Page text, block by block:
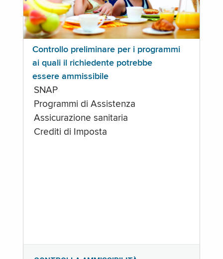
Controllo preliminare per i programmi
ai quali il richiedente potrebbe
essere ammissibile
SNAP
Programmi di Assistenza
Assicurazione sanitaria
Crediti di Imposta